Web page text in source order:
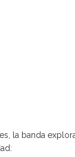
la banda